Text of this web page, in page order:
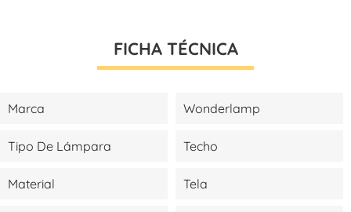
FICHA TÉCNICA
Marca Wonderlamp
Tipo De Lámpara Techo
Material Tela